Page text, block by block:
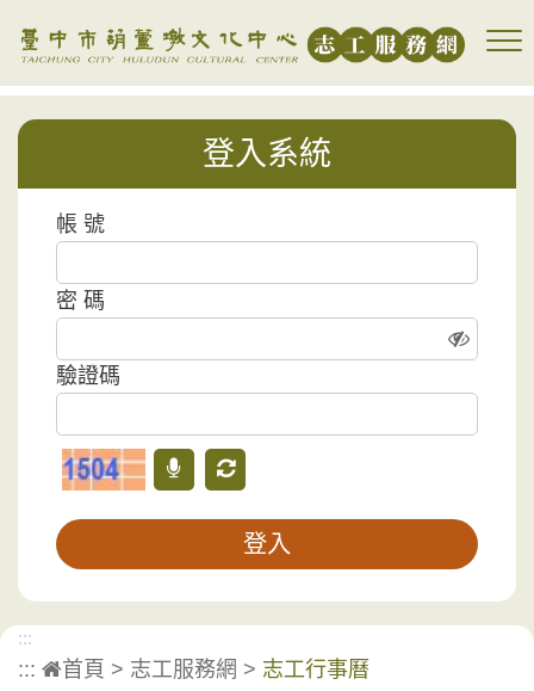
登入系統
帳 號
密 碼
驗證碼
驗證碼 語音驗證碼
更新驗證碼
:::
::: 首頁 > 志工服務網 > 志工行事曆